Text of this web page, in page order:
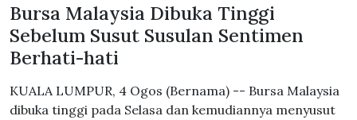
Bursa Malaysia Dibuka Tinggi
Sebelum Susut Susulan Sentimen
Berhati-hati
KUALA LUMPUR, 4 Ogos (Bernama) -- Bursa Malaysia
dibuka tinggi pada Selasa dan kemudiannya menyusut